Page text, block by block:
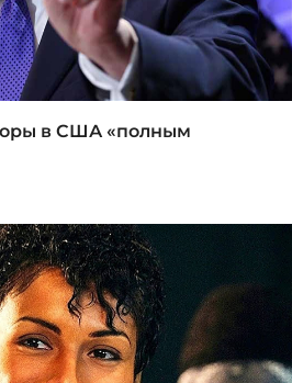
в США «полным